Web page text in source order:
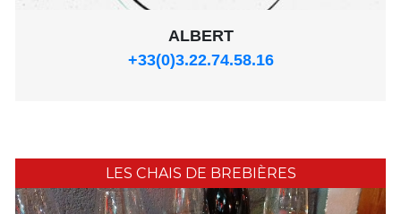
ALBERT
+33(0)3.22.74.58.16
LES CHAIS DE BREBIÈRES